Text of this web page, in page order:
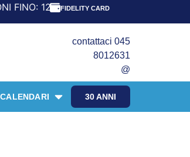
12 agosto RIPRESA: 24 agosto
FIDELITY CARD
contattaci 045
8012631
@
30 ANNI